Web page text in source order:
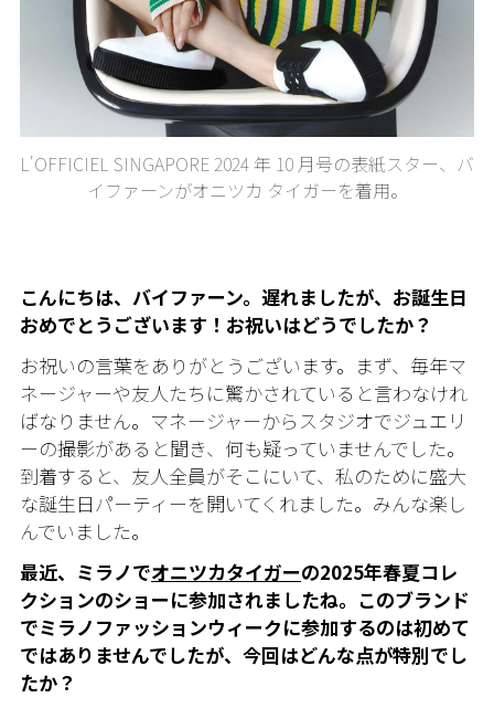
L'OFFICIEL SINGAPORE 2024 年 10 月号の表紙スター、バ
イファーンがオニツカ タイガーを着用。
こんにちは、バイファーン。遅れましたが、お誕生日
おめでとうございます！お祝いはどうでしたか？
お祝いの言葉をありがとうございます。まず、毎年マ
ネージャーや友人たちに驚かされていると言わなけれ
ばなりません。マネージャーからスタジオでジュエリ
ーの撮影があると聞き、何も疑っていませんでした。
到着すると、友人全員がそこにいて、私のために盛大
な誕生日パーティーを開いてくれました。みんな楽し
んでいました。
最近、ミラノでオニツカタイガーの2025年春夏コレ
クションのショーに参加されましたね。このブランド
でミラノファッションウィークに参加するのは初めて
ではありませんでしたが、今回はどんな点が特別でし
たか？